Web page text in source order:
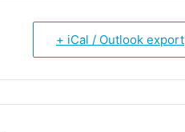
+ iCal / Outlook export